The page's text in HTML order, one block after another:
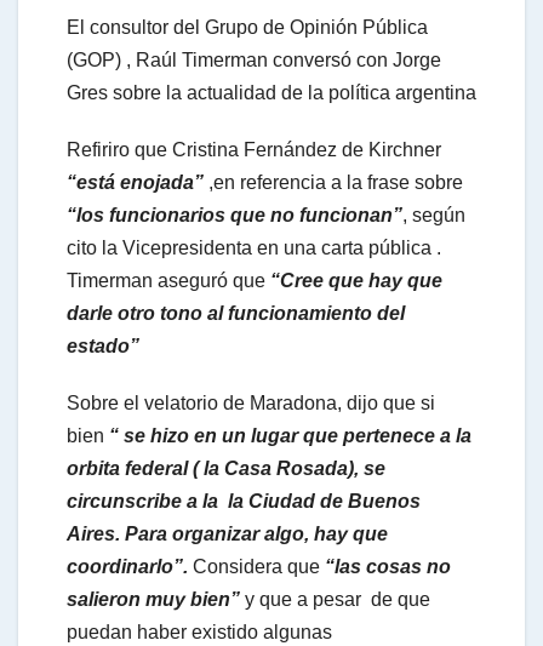
t
A
p
El consultor del Grupo de Opinión Pública
(GOP) , Raúl Timerman conversó con Jorge
Gres sobre la actualidad de la política argentina
Refiriro que Cristina Fernández de Kirchner
“está enojada” ,en referencia a la frase sobre
“los funcionarios que no funcionan”, según
cito la Vicepresidenta en una carta pública .
Timerman aseguró que “Cree que hay que
darle otro tono al funcionamiento del
estado”
Sobre el velatorio de Maradona, dijo que si
bien “ se hizo en un lugar que pertenece a la
orbita federal ( la Casa Rosada), se
circunscribe a la la Ciudad de Buenos
Aires. Para organizar algo, hay que
coordinarlo”. Considera que “las cosas no
salieron muy bien” y que a pesar de que
puedan haber existido algunas